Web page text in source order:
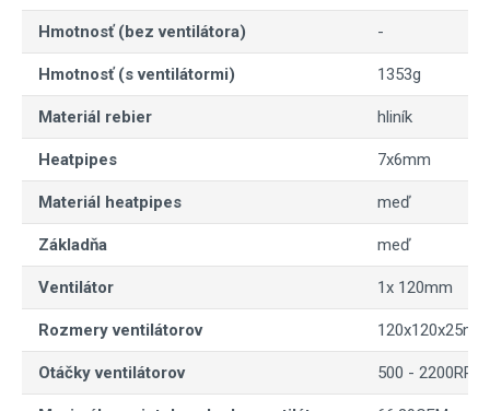
Hmotnosť (bez ventilátora) -
Hmotnosť (s ventilátormi) 1353g
Materiál rebier hliník
Heatpipes 7x6mm
Materiál heatpipes meď
Základňa meď
Ventilátor 1x 120mm
Rozmery ventilátorov 120x120x25mm
Otáčky ventilátorov 500 -